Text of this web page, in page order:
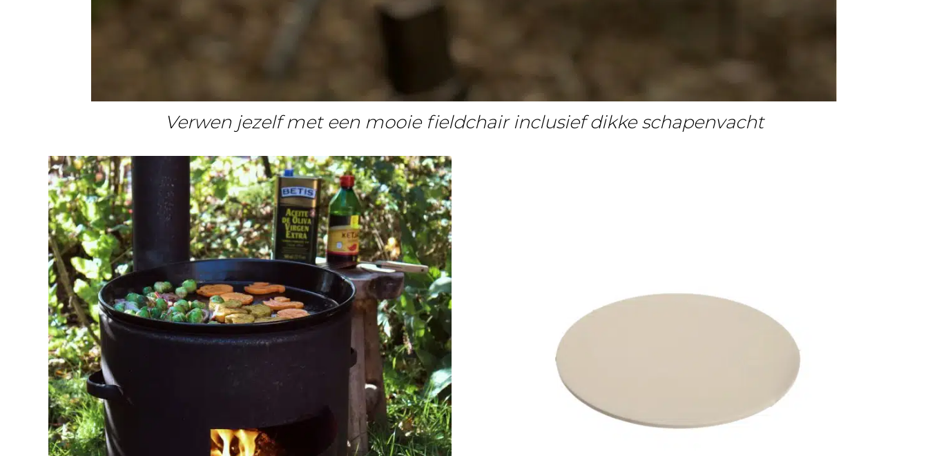
Verwen jezelf met een mooie fieldchair inclusief dikke schapenvacht